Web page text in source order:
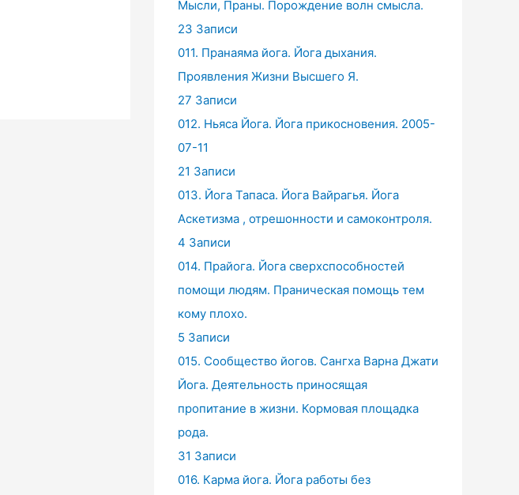
Мысли, Праны. Порождение волн смысла.
23 Записи
011. Пранаяма йога. Йога дыхания.
Проявления Жизни Высшего Я.
27 Записи
012. Ньяса Йога. Йога прикосновения. 2005-
07-11
21 Записи
013. Йога Тапаса. Йога Вайрагья. Йога
Аскетизма , отрешонности и самоконтроля.
4 Записи
014. Прайога. Йога сверхспособностей
помощи людям. Праническая помощь тем
кому плохо.
5 Записи
015. Сообщество йогов. Сангха Варна Джати
Йога. Деятельность приносящая
пропитание в жизни. Кормовая площадка
рода.
31 Записи
016. Карма йога. Йога работы без